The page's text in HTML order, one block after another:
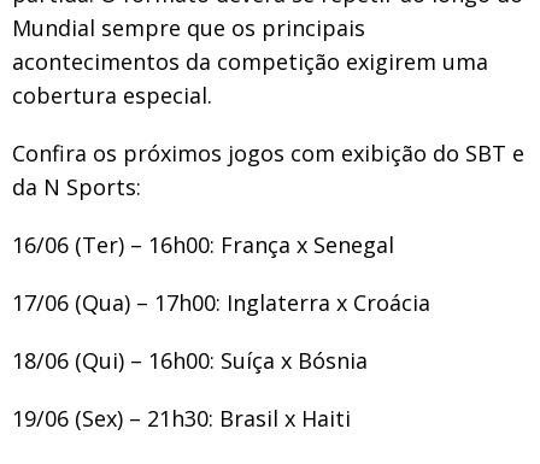
Mundial sempre que os principais
acontecimentos da competição exigirem uma
cobertura especial.
Confira os próximos jogos com exibição do SBT e
da N Sports:
16/06 (Ter) – 16h00: França x Senegal
17/06 (Qua) – 17h00: Inglaterra x Croácia
18/06 (Qui) – 16h00: Suíça x Bósnia
19/06 (Sex) – 21h30: Brasil x Haiti